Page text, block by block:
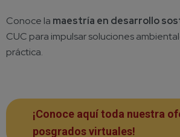
Conoce la maestría en desarrollo
CUC para impulsar soluciones
práctica.
¡Conoce aquí toda nuestra
posgrados virtuales!